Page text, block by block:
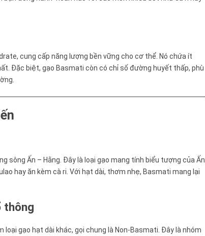
cung cấp năng lượng bền vững cho cơ thể. Nó chứa ít
Đặc biệt, gạo Basmati còn có chỉ số đường huyết thấp, phù
sông Ấn – Hằng. Đây là loại gạo mang tính biểu tượng của Ấn
hay ăn kèm cà ri. Với hạt dài, thơm nhẹ, Basmati mang lại
thông
gạo hạt dài khác, gọi chung là Non-Basmati. Đây là nhóm